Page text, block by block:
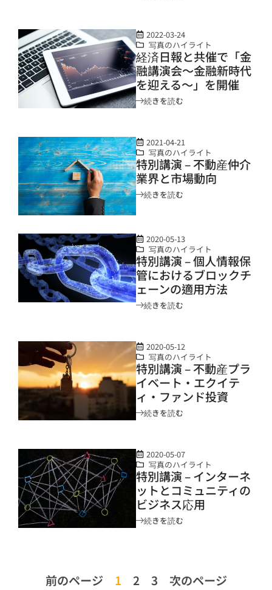
2022-03-24
写真のハイライト
経済日報と共催で「金
融講演会～金融新時代
を迎える～」を開催
続きを読む
2021-04-21
写真のハイライト
特別講演 – 不動産仲介
業界と市場動向
続きを読む
2020-05-13
写真のハイライト
特別講演 – 個人情報保
管におけるブロックチ
ェーンの適用方法
続きを読む
2020-05-12
写真のハイライト
特別講演 – 不動産プラ
イベート・エクイテ
ィ・ファンド投資
続きを読む
2020-05-07
写真のハイライト
特別講演 – インターネ
ットとコミュニティの
ビジネス応用
続きを読む
前のページ 1 2 3 次のページ